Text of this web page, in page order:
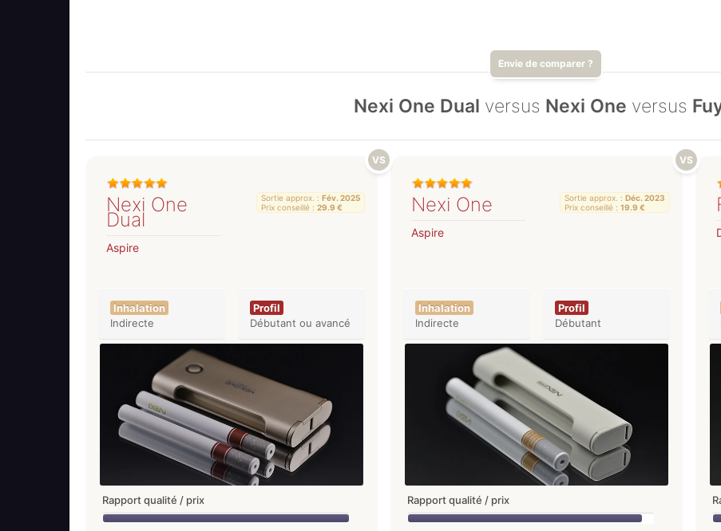
Nexi One Dual versus Nexi One versus
Nexi One
Dual
Aspire
Sortie approx. : Fév. 2025
Prix conseillé : 29.9 €
Inhalation
Indirecte
Profil
Débutant ou avancé
Rapport qualité / prix
Nexi One
Aspire
Sortie approx. : Déc. 2023
Prix conseillé : 19.9 €
Inhalation
Indirecte
Profil
Débutant
Rapport qualité / prix